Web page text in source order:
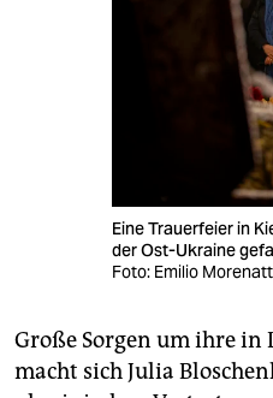
Eine Trauerfeier in
der Ost-Ukraine
Foto: Emilio
Große Sorgen um ihre
macht sich Julia